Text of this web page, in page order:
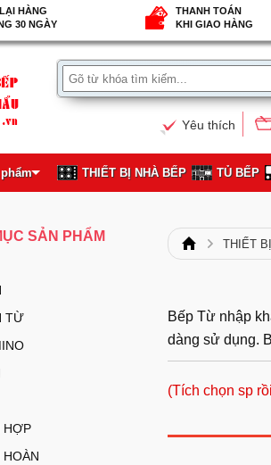
HÀNG
30 NGÀY
THANH TOÁN
KHI GIAO HÀNG
Yêu thích
THIẾT BỊ NHÀ BẾP TỦ BẾP
THIẾT
Bếp Từ nhập
dàng sử dụng.
(Tích chọn sp
SẢN PHẨM
TỪ
HỢP
HOÀN